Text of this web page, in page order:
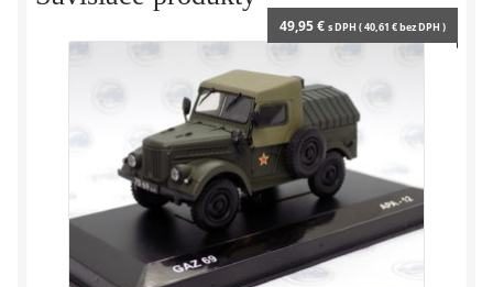
49,95€ s DPH (40,61 €bez DPH )